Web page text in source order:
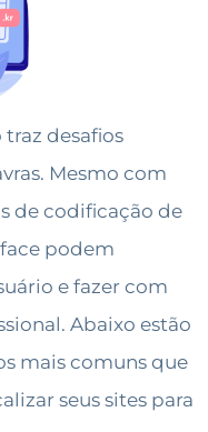
desafios
Mesmo com
de codificação de
podem
e fazer com
Abaixo estão
mais comuns que
seus sites para